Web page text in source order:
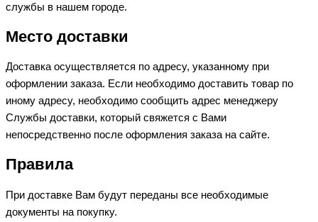
службы в нашем городе.
Место доставки
Доставка осуществляется по адресу, указанному при
оформлении заказа. Если необходимо доставить товар по
иному адресу, необходимо сообщить адрес менеджеру
Службы доставки, который свяжется с Вами
непосредственно после оформления заказа на сайте.
Правила
При доставке Вам будут переданы все необходимые
документы на покупку.